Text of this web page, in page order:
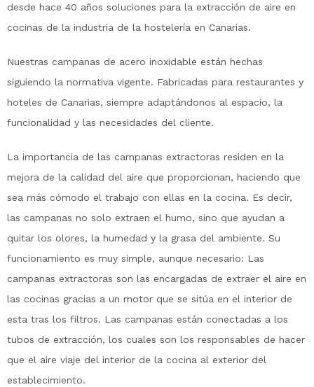
desde hace 40 años soluciones para la extracción de aire en
cocinas de la industria de la hostelería en Canarias.
Nuestras campanas de acero inoxidable están hechas
siguiendo la normativa vigente. Fabricadas para restaurantes y
hoteles de Canarias, siempre adaptándonos al espacio, la
funcionalidad y las necesidades del cliente.
La importancia de las campanas extractoras residen en la
mejora de la calidad del aire que proporcionan, haciendo que
sea más cómodo el trabajo con ellas en la cocina. Es decir,
las campanas no solo extraen el humo, sino que ayudan a
quitar los olores, la humedad y la grasa del ambiente. Su
funcionamiento es muy simple, aunque necesario: Las
campanas extractoras son las encargadas de extraer el aire en
las cocinas gracias a un motor que se sitúa en el interior de
esta tras los filtros. Las campanas están conectadas a los
tubos de extracción, los cuales son los responsables de hacer
que el aire viaje del interior de la cocina al exterior del
establecimiento.